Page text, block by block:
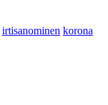
irtisanominen korona